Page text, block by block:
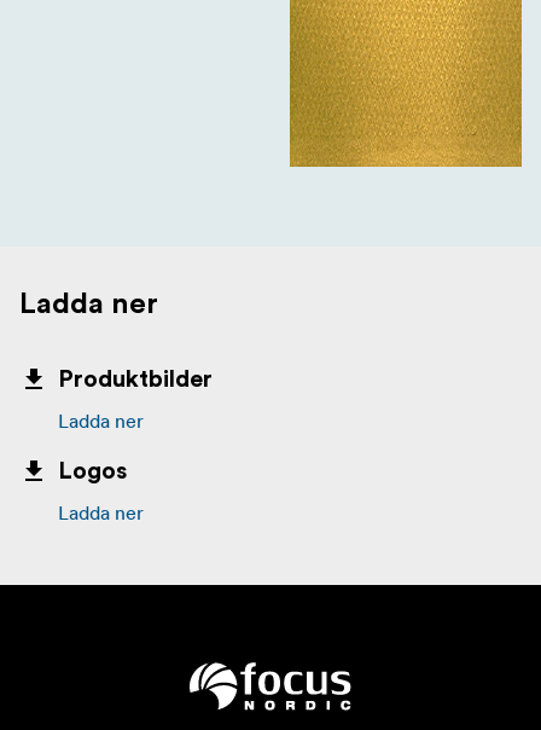
Ladda ner
Produktbilder
Ladda ner
Logos
Ladda ner